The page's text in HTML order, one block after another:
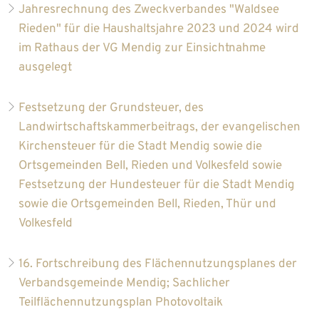
Jahresrechnung des Zweckverbandes "Waldsee
Rieden" für die Haushaltsjahre 2023 und 2024 wird
im Rathaus der VG Mendig zur Einsichtnahme
ausgelegt
Festsetzung der Grundsteuer, des
Landwirtschaftskammerbeitrags, der evangelischen
Kirchensteuer für die Stadt Mendig sowie die
Ortsgemeinden Bell, Rieden und Volkesfeld sowie
Festsetzung der Hundesteuer für die Stadt Mendig
sowie die Ortsgemeinden Bell, Rieden, Thür und
Volkesfeld
16. Fortschreibung des Flächennutzungsplanes der
Verbandsgemeinde Mendig; Sachlicher
Teilflächennutzungsplan Photovoltaik